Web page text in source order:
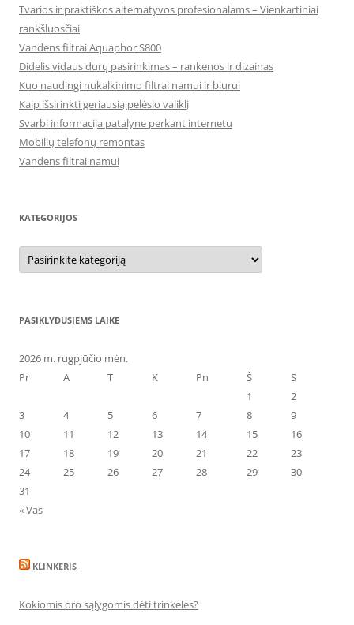
Tvarios ir praktiškos alternatyvos profesionalams – Vienkartiniai
rankšluosčiai
Vandens filtrai Aquaphor S800
Didelis vidaus durų pasirinkimas – rankenos ir dizainas
Kuo naudingi nukalkinimo filtrai namui ir biurui
Kaip išsirinkti geriausią pelėsio valiklį
Svarbi informacija patalyne perkant internetu
Mobilių telefonų remontas
Vandens filtrai namui
KATEGORIJOS
Kategorijos
PASIKLYDUSIEMS LAIKE
2026 m. rugpjūčio mėn.
Pr
A T K Pn Š
S
1
2
3
4 5 6 7 8
9
10
11 12 13 14 15
16
17
18 19 20 21 22
23
24
25 26 27 28 29
30
31
« Vas
KLINKERIS
Kokiomis oro sąlygomis dėti trinkeles?